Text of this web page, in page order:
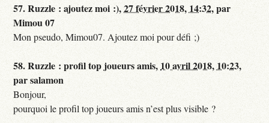
57.Ruzzle : ajoutez moi :),27 février 2018, 14:32,par
Mimou 07
Mon pseudo, Mimou07. Ajoutez moi pour défi ;)
58.Ruzzle : profil top joueurs amis, 10 avril 2018, 10:23,
parsalamon
Bonjour,
pourquoi le profil top joueurs amis n’est plus visible ?